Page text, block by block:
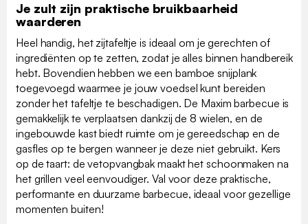
Je zult zijn praktische bruikbaarheid
waarderen
Heel handig, het zijtafeltje is ideaal om je gerechten of
ingrediënten op te zetten, zodat je alles binnen handbereik
hebt. Bovendien hebben we een bamboe snijplank
toegevoegd waarmee je jouw voedsel kunt bereiden
zonder het tafeltje te beschadigen. De Maxim barbecue is
gemakkelijk te verplaatsen dankzij de 8 wielen, en de
ingebouwde kast biedt ruimte om je gereedschap en de
gasfles op te bergen wanneer je deze niet gebruikt. Kers
op de taart: de vetopvangbak maakt het schoonmaken na
het grillen veel eenvoudiger. Val voor deze praktische,
performante en duurzame barbecue, ideaal voor gezellige
momenten buiten!